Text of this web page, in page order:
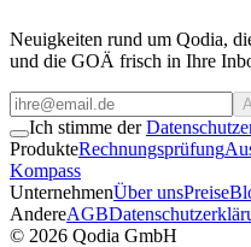
Neuigkeiten rund um Qodia,
und die GOÄ frisch in Ihre
Ich stimme der
ProdukteRechnungsprüfung
Kompass
UnternehmenÜber unsPreise
AndereAGB
© 2026 Qodia GmbH